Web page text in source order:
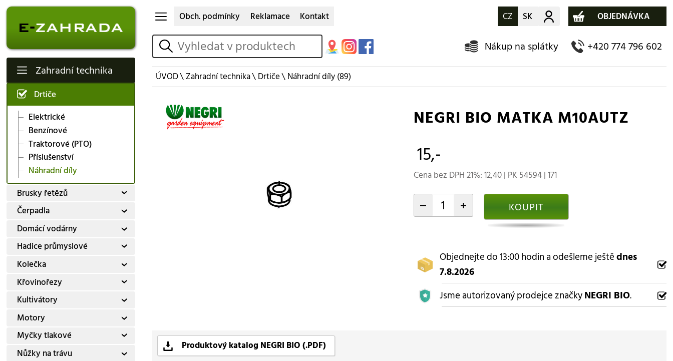
Zahradní technika
Drtiče
Elektrické
Benzínové
Traktorové (PTO)
Příslušenství
Náhradní díly
Brusky řetězů
Čerpadla
Domácí vodárny
Hadice průmyslové
Kolečka
Křovinořezy
Kultivátory
Motory
Myčky tlakové
Nůžky na trávu
Obch. podmínky Reklamace Kontakt CZ SK Můj účet OBJEDNÁVKA
vyhledat Nákup na splátky +420 774 796 602
ÚVOD\Zahradní technika\Drtiče\Náhradní díly(89)
NEGRI BIO MATKA M10AUTZ
15,-
Cena bez DPH 21%: 12,40 | PK 54594 | 171
- + KOUPIT
Objednejte do 13:00 hodin a odešleme ještědnes
7.8.2026
Jsme autorizovaný prodejce značkyNEGRI BIO.
Produktový katalog NEGRI BIO (.PDF)